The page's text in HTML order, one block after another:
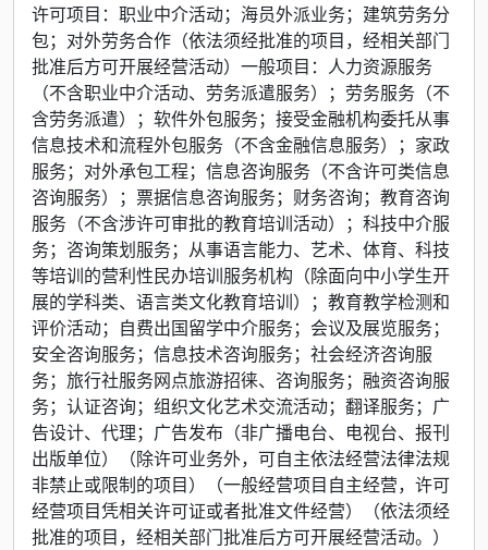
许可项目：职业中介活动；海员外派业务；建筑劳务分
包；对外劳务合作（依法须经批准的项目，经相关部门
批准后方可开展经营活动）一般项目：人力资源服务
（不含职业中介活动、劳务派遣服务）；劳务服务（不
含劳务派遣）；软件外包服务；接受金融机构委托从事
信息技术和流程外包服务（不含金融信息服务）；家政
服务；对外承包工程；信息咨询服务（不含许可类信息
咨询服务）；票据信息咨询服务；财务咨询；教育咨询
服务（不含涉许可审批的教育培训活动）；科技中介服
务；咨询策划服务；从事语言能力、艺术、体育、科技
等培训的营利性民办培训服务机构（除面向中小学生开
展的学科类、语言类文化教育培训）；教育教学检测和
评价活动；自费出国留学中介服务；会议及展览服务；
安全咨询服务；信息技术咨询服务；社会经济咨询服
务；旅行社服务网点旅游招徕、咨询服务；融资咨询服
务；认证咨询；组织文化艺术交流活动；翻译服务；广
告设计、代理；广告发布（非广播电台、电视台、报刊
出版单位）（除许可业务外，可自主依法经营法律法规
非禁止或限制的项目）（一般经营项目自主经营，许可
经营项目凭相关许可证或者批准文件经营）（依法须经
批准的项目，经相关部门批准后方可开展经营活动。）